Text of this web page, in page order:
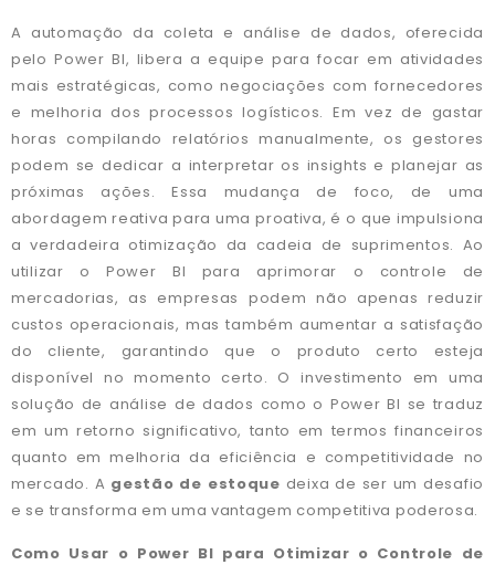
A automação da coleta e análise de dados, oferecida
pelo Power BI, libera a equipe para focar em atividades
mais estratégicas, como negociações com fornecedores
e melhoria dos processos logísticos. Em vez de gastar
horas compilando relatórios manualmente, os gestores
podem se dedicar a interpretar os insights e planejar as
próximas ações. Essa mudança de foco, de uma
abordagem reativa para uma proativa, é o que impulsiona
a verdadeira otimização da cadeia de suprimentos. Ao
utilizar o Power BI para aprimorar o controle de
mercadorias, as empresas podem não apenas reduzir
custos operacionais, mas também aumentar a satisfação
do cliente, garantindo que o produto certo esteja
disponível no momento certo. O investimento em uma
solução de análise de dados como o Power BI se traduz
em um retorno significativo, tanto em termos financeiros
quanto em melhoria da eficiência e competitividade no
mercado. A gestão de estoque deixa de ser um desafio
e se transforma em uma vantagem competitiva poderosa.
Como Usar o Power BI para Otimizar o Controle de